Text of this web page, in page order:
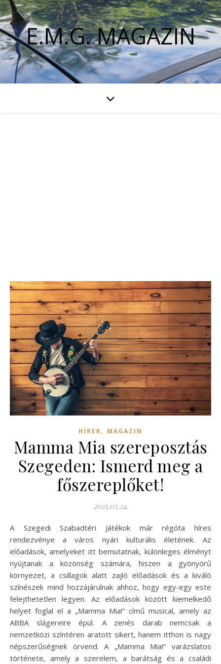
E.M.G. MAGAZIN
HÍREK, MAGAZIN
Mamma Mia szereposztás
Szegeden: Ismerd meg a
főszereplőket!
2025.03.24.
A Szegedi Szabadtéri Játékok már régóta híres
rendezvénye a város nyári kulturális életének. Az
előadások, amelyeket itt bemutatnak, különleges élményt
nyújtanak a közönség számára, hiszen a gyönyörű
környezet, a csillagok alatt zajló előadások és a kiváló
színészek mind hozzájárulnak ahhoz, hogy egy-egy este
felejthetetlen legyen. Az előadások között kiemelkedő
helyet foglal el a „Mamma Mia!” című musical, amely az
ABBA slágereire épül. A zenés darab nemcsak a
nemzetközi színtéren aratott sikert, hanem itthon is nagy
népszerűségnek örvend. A „Mamma Mia!” varázslatos
története, amely a szerelem, a barátság és a családi